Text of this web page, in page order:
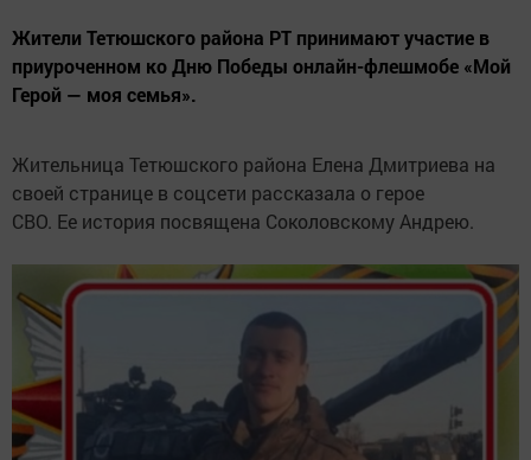
Жители Тетюшского района РТ принимают участие в
приуроченном ко Дню Победы онлайн-флешмобе «Мой
Герой — моя семья».
Жительница Тетюшского района Елена Дмитриева на
своей странице в соцсети рассказала о герое
СВО. Ее история посвящена Соколовскому Андрею.